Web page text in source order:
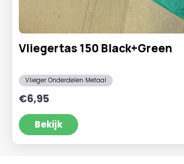
Vliegertas 150 Black+Green
Vlieger Onderdelen Metaal
€6,95
Bekijk